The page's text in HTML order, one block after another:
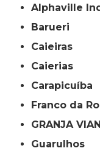
Alphaville
Barueri
Caieiras
Caierias
Carapicuíba
Franco da
GRANJA
Guarulhos